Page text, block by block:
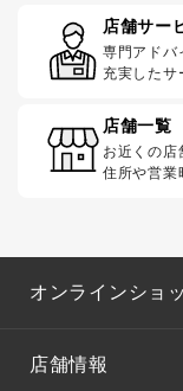
店舗サー
専門アドバ
充実したサ
店舗一覧
お近くの店
住所や営業
オンラインショ
店舗情報